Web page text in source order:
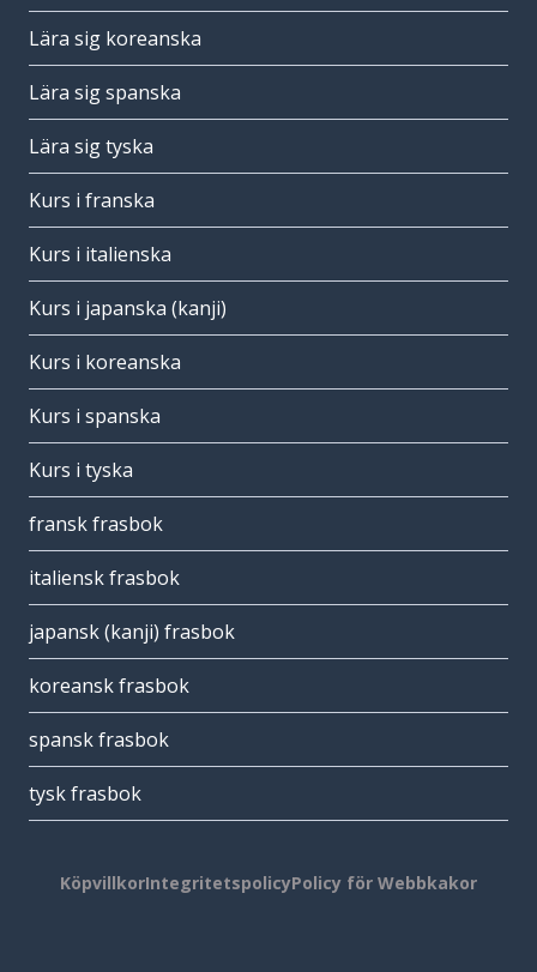
Lära sig koreanska
Lära sig spanska
Lära sig tyska
Kurs i franska
Kurs i italienska
Kurs i japanska (kanji)
Kurs i koreanska
Kurs i spanska
Kurs i tyska
fransk frasbok
italiensk frasbok
japansk (kanji) frasbok
koreansk frasbok
spansk frasbok
tysk frasbok
KöpvillkorIntegritetspolicyPolicy för Webbkakor